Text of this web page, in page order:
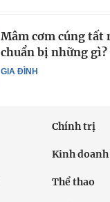
GIA ĐÌNH
Mâm cơm cúng tất
chuẩn bị những gì?
Chính trị
Kinh doanh
Thể thao